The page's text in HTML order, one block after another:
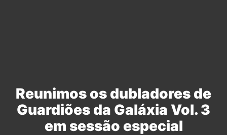
Reunimos os dubladores de
Guardiões da Galáxia Vol. 3
em sessão especial